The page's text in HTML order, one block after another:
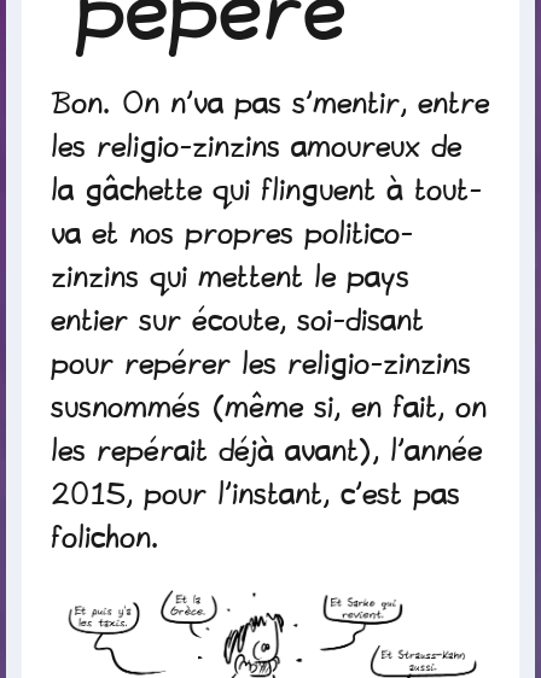
Bon. On n’va pas s’mentir, entre
les religio-zinzins amoureux de
la gâchette qui flinguent à tout-
va et nos propres politico-
zinzins qui mettent le pays
entier sur écoute, soi-disant
pour repérer les religio-zinzins
susnommés (même si, en fait, on
les repérait déjà avant), l’année
2015, pour l’instant, c’est pas
folichon.